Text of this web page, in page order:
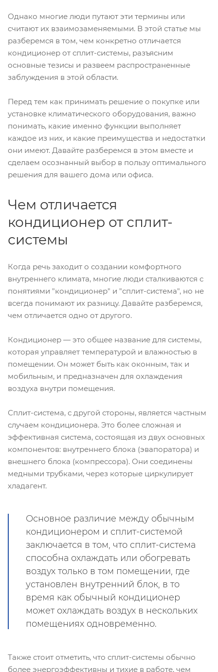
Однако многие люди путают эти термины или
считают их взаимозаменяемыми. В этой статье мы
разберемся в том, чем конкретно отличается
кондиционер от сплит-системы, разъясним
основные тезисы и развеем распространенные
заблуждения в этой области.
Перед тем как принимать решение о покупке или
установке климатического оборудования, важно
понимать, какие именно функции выполняет
каждое из них, и какие преимущества и недостатки
они имеют. Давайте разберемся в этом вместе и
сделаем осознанный выбор в пользу оптимального
решения для вашего дома или офиса.
Чем отличается
кондиционер от сплит-
системы
Когда речь заходит о создании комфортного
внутреннего климата, многие люди сталкиваются с
понятиями "кондиционер" и "сплит-система", но не
всегда понимают их разницу. Давайте разберемся,
чем отличается одно от другого.
Кондиционер — это общее название для системы,
которая управляет температурой и влажностью в
помещении. Он может быть как оконным, так и
мобильным, и предназначен для охлаждения
воздуха внутри помещения.
Сплит-система, с другой стороны, является частным
случаем кондиционера. Это более сложная и
эффективная система, состоящая из двух основных
компонентов: внутреннего блока (эвапоратора) и
внешнего блока (компрессора). Они соединены
медными трубками, через которые циркулирует
хладагент.
Основное различие между обычным
кондиционером и сплит-системой
заключается в том, что сплит-система
способна охлаждать или обогревать
воздух только в том помещении, где
установлен внутренний блок, в то
время как обычный кондиционер
может охлаждать воздух в нескольких
помещениях одновременно.
Также стоит отметить, что сплит-системы обычно
более энергоэффективны и тихие в работе, чем